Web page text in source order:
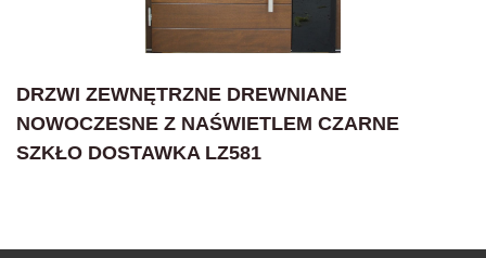
DRZWI ZEWNĘTRZNE DREWNIANE
NOWOCZESNE Z NAŚWIETLEM CZARNE
SZKŁO DOSTAWKA LZ581